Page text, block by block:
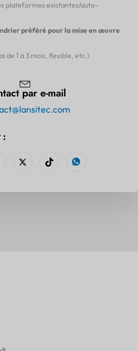
plateformes existantes/auto-
préféré pour la mise en œuvre
de 1 à 3 mois, flexible, etc.)
par e-mail
: